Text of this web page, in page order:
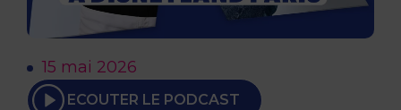
15 mai 2026
ECOUTER LE PODCAST